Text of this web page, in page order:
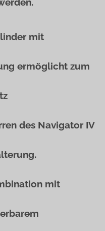
mit
ermöglicht zum
des Navigator IV
mit